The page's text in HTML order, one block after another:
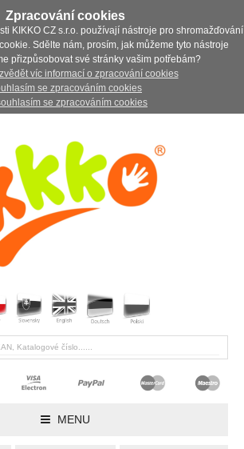
Zpracování cookies
KIKKO CZ s.r.o. používají nástroje pro shromažďování
Sdělte nám, prosím, jak můžeme tyto nástroje
přizpůsobovat své stránky vašim potřebám?
víc informací o zpracování cookies
se zpracováním cookies
se zpracováním cookies
MENU